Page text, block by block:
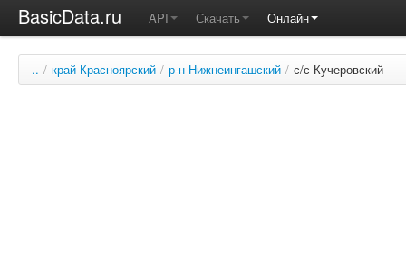
BasicData.ru API Скачать Онлайн
.. / край Красноярский / р-н Нижнеингашский / с/с Кучеровский